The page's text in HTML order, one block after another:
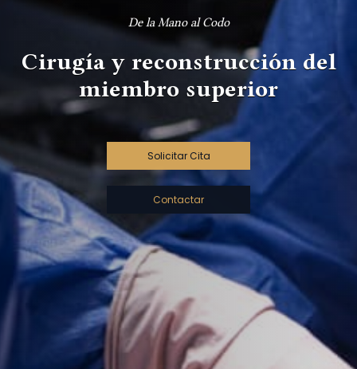
De la Mano al Codo
Cirugía y reconstrucción del
miembro superior
Solicitar Cita
Contactar